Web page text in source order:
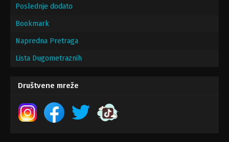
Poslednje dodato
Bookmark
Napredna Pretraga
Lista Dugometraznih
Društvene mreže